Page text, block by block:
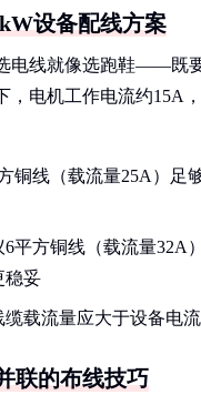
设备配线方案
电线就像选跑鞋——既
，电机工作电流约15A
铜线（载流量25A）足
6平方铜线（载流量32A
稳妥
缆载流量应大于设备电
联的布线技巧